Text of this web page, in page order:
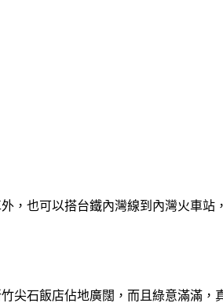
，也可以搭台鐵內灣線到內灣火車
尖石飯店佔地廣闊，而且綠意滿滿，